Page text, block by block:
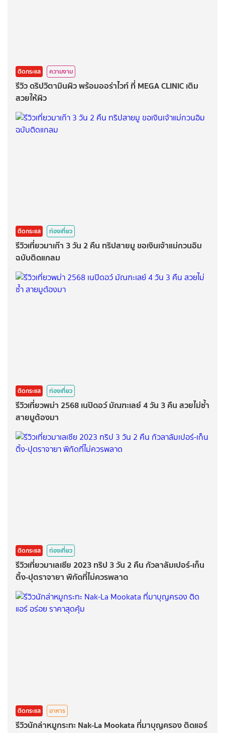
ติดกระแส ความงาม
รีวิว ดริปวิตามินผิว พร้อมออร่าไวท์ ที่ MEGA CLINIC เติม
สวยให้ผิว
ติดกระแส ท่องเที่ยว
รีวิวเที่ยวมาเก๊า 3 วัน 2 คืน ทริปสายมู ขอเงินเจ้าแม่กวนอิม
ฉบับติดแกลม
ติดกระแส ท่องเที่ยว
รีวิวเที่ยวพม่า 2568 เนปิดอว์ มัณฑะเลย์ 4 วัน 3 คืน สวยไม่ซ้ำ
สายมูต้องมา
ติดกระแส ท่องเที่ยว
รีวิวเที่ยวมาเลเซีย 2023 ทริป 3 วัน 2 คืน กัวลาลัมเปอร์-เก็น
ติ้ง-ปุตราจายา พิกัดที่ไม่ควรพลาด
ติดกระแส อาหาร
รีวิวนักล่าหมูกระทะ Nak-La Mookata ที่มาบุญครอง ติดแอร์